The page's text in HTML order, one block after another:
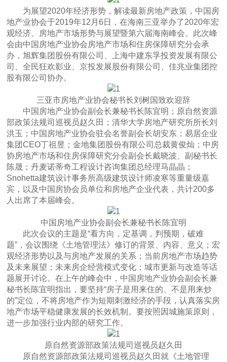
为展望2020年经济形势，解读最新房地产政策，中国房
地产业协会于2019年12月6日，在海南三亚举办了2020年宏
观经济、房地产市场形势与展望暨第六届海南峰会。此次峰
会由中国房地产业协会房地产市场和住房保障研究分会承
办，旭辉集团股份有限公司、上海中建东孚投资发展有限公
司、全民狂欢影业、京投发展股份有限公司、佳兆业集团控
股有限公司协办。
三亚市房地产业协会秘书长刘树国致欢迎辞
中国房地产业协会副会长兼秘书长陈宜明；原自然资源
部政策法规司巡视员赵久田；清华大学房地产研究所所长刘
洪玉；中国房地产业协会驻会名誉副会长胡安东；易居企业
集团CEO丁祖昱；金地集团股份有限公司总裁黄俊灿；中房
协房地产市场和住房保障研究分会副会长戴晓波、副秘书长
陈晟；丹麦诺蒂奇工程设计咨询集团总经理马晶晶；
Snohetta建筑设计事务所高级建筑设计师凌寒等重量级嘉
宾，以及中国房协会员单位和房地产企业代表，共计200多
人出席了本届峰会。
中国房地产业协会副会长兼秘书长陈宜明
此次会议的主题是“看方向，定基调，判预期，破难
题”，会议围绕《土地管理法》修订的背景、内容、意义；宏
观经济形势以及与房地产发展的关系；当前房地产市场趋势
及未来展望；未来房企经营模式变化；城市更新与改造等话
题展开讨论。在上午的峰会中，中国房地产业协会副会长兼
秘书长陈宜明指出，要坚持“房子是用来住的、不是用来炒
的”定位，不将房地产作为短期刺激经济的手段，认真落实房
地产市场平稳健康发展的长效机制。要按照因城施策原则，
进一步加强行业内部的研究工作。
原自然资源部政策法规司巡视员赵久田
原自然资源部政策法规司巡视员赵久田就《土地管理